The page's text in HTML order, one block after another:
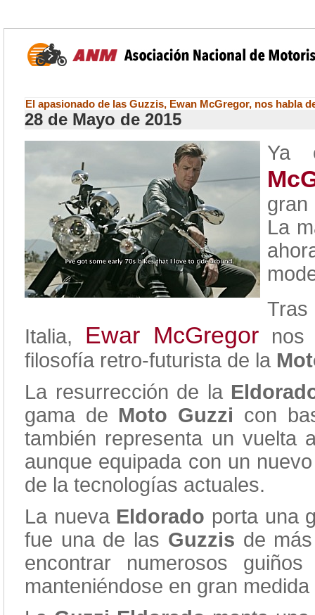
El apasionado de las Guzzis, Ewan McGregor, nos habla
28 de Mayo de 2015
Ya
La
Italia, Ewar McGregor nos
filosofía retro-futurista de la
La resurrección de la
gama de Moto Guzzi con
también representa un vuelta
aunque equipada con un
de la tecnologías actuales.
La nueva Eldorado porta una
fue una de las Guzzis de
encontrar numerosos
manteniéndose en gran